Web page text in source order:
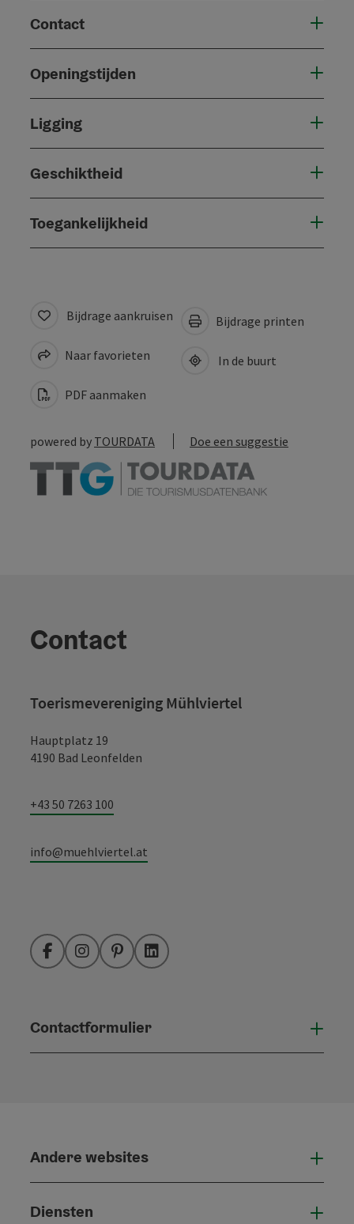
Contact
Openingstijden
Ligging
Geschiktheid
Toegankelijkheid
Bijdrage aankruisen
Naar favorieten
PDF aanmaken
Bijdrage printen
In de buurt
powered by TOURDATA Doe een suggestie
Contact
Toerismevereniging Mühlviertel
Hauptplatz 19
4190 Bad Leonfelden
+43 50 7263 100
info@muehlviertel.at
FacebookInstagramPinterestLinkedIn
Contactformulier
Andere websites
Diensten